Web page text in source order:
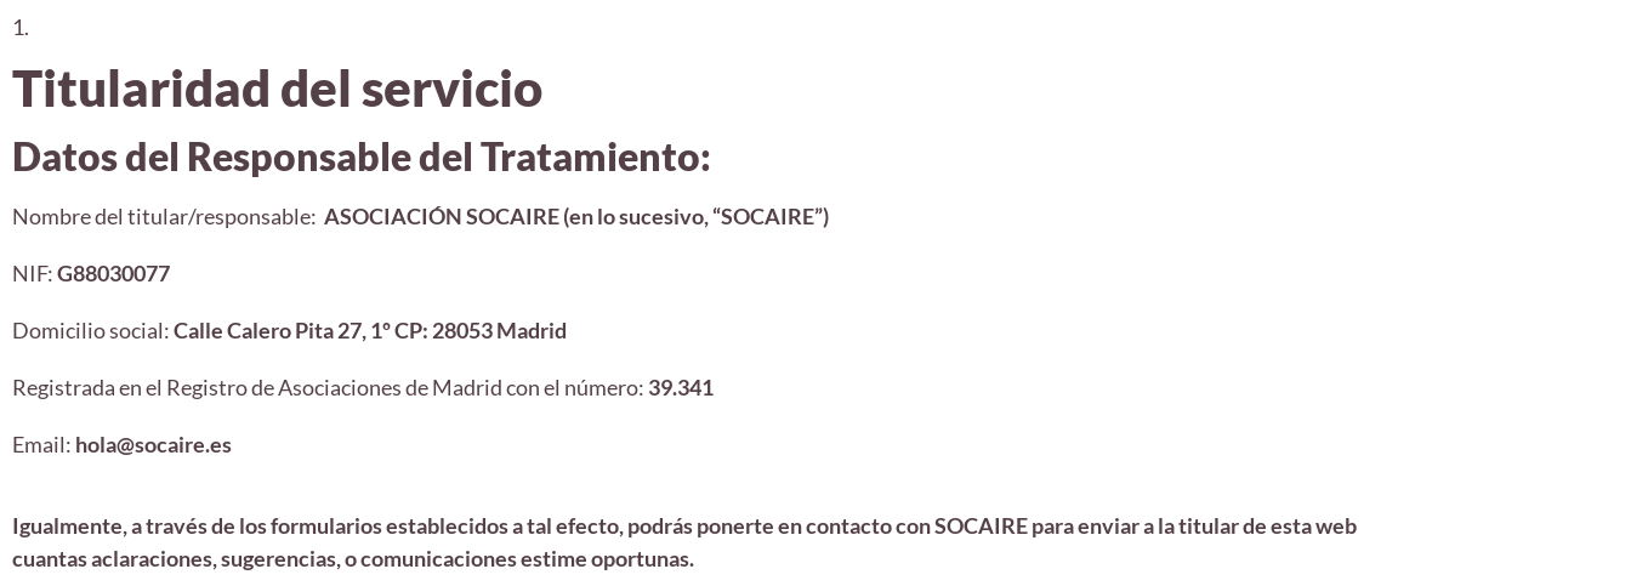
1.
Titularidad del servicio
Datos del Responsable del Tratamiento:
Nombre del titular/responsable: ASOCIACIÓN SOCAIRE (en lo sucesivo, “SOCAIRE”)
NIF:G88030077
Domicilio social:Calle Calero Pita 27, 1º CP: 28053 Madrid
Registrada en el Registro de Asociaciones de Madrid con el número: 39.341
Email: hola@socaire.es
Igualmente, a través de los formularios establecidos a tal efecto, podrás ponerte en contacto con SOCAIRE para enviar a la titular de esta web
cuantas aclaraciones, sugerencias, o comunicaciones estime oportunas.